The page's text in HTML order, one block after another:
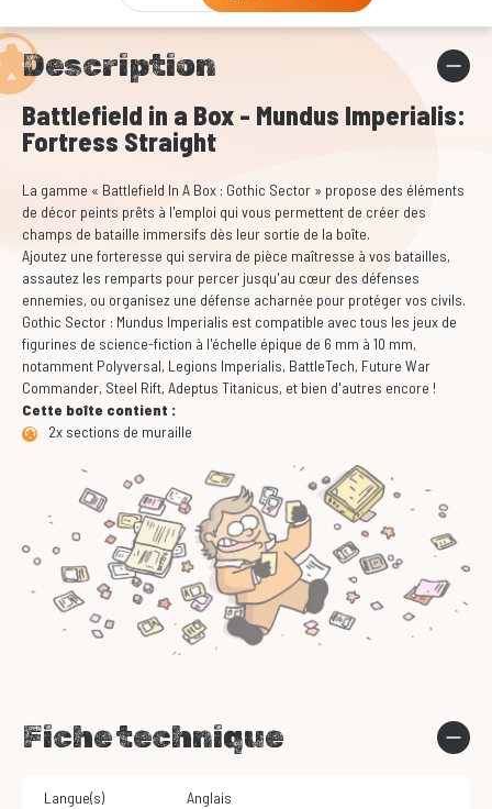
Description
Battlefield in a Box - Mundus Imperialis:
Fortress Straight
La gamme « Battlefield In A Box : Gothic Sector » propose des éléments
de décor peints prêts à l'emploi qui vous permettent de créer des
champs de bataille immersifs dès leur sortie de la boîte.
Ajoutez une forteresse qui servira de pièce maîtresse à vos batailles,
assautez les remparts pour percer jusqu'au cœur des défenses
ennemies, ou organisez une défense acharnée pour protéger vos civils.
Gothic Sector : Mundus Imperialis est compatible avec tous les jeux de
figurines de science-fiction à l'échelle épique de 6 mm à 10 mm,
notamment Polyversal, Legions Imperialis, BattleTech, Future War
Commander, Steel Rift, Adeptus Titanicus, et bien d'autres encore !
Cette boîte contient :
2x sections de muraille
Fiche technique
Langue(s) Anglais